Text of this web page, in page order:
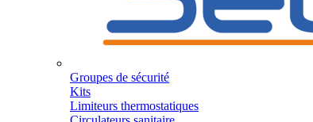
Groupes de sécurité
Kits
Limiteurs thermostatiques